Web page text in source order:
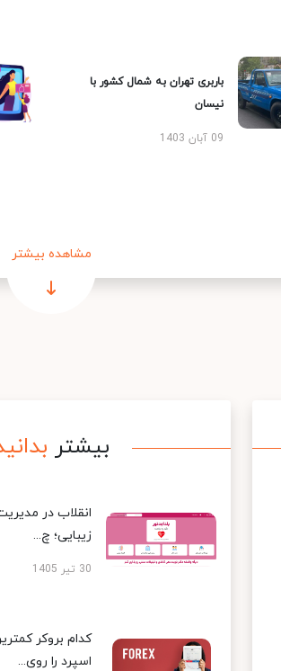
باربری تهران به شمال کشور با
نیسان
09 آبان 1403
مشاهده بیشتر
بیشتر
انقلاب در
زیبایی؛ چ...
30 تیر 1405
کدام بروکر
اسپرد را روی...